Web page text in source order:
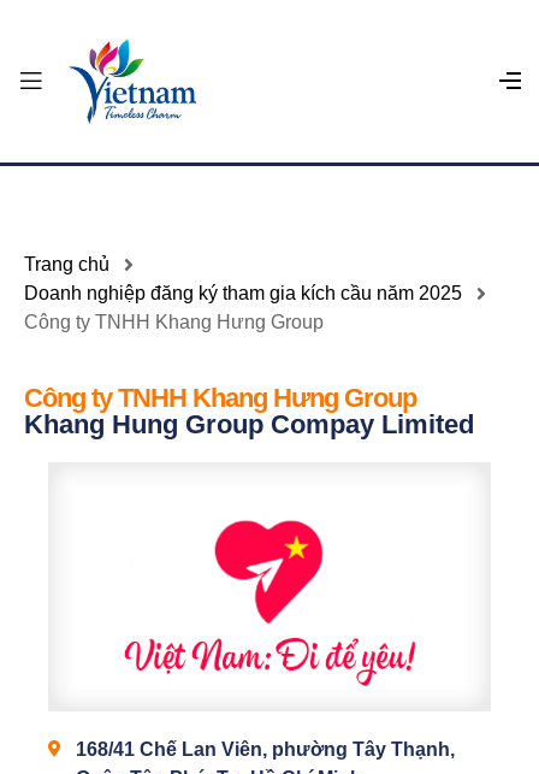
Trang chủ
Doanh nghiệp đăng ký tham gia kích cầu năm 2025
Công ty TNHH Khang Hưng Group
Công ty TNHH Khang Hưng Group
Khang Hung Group Compay Limited
168/41 Chế Lan Viên, phường Tây Thạnh,